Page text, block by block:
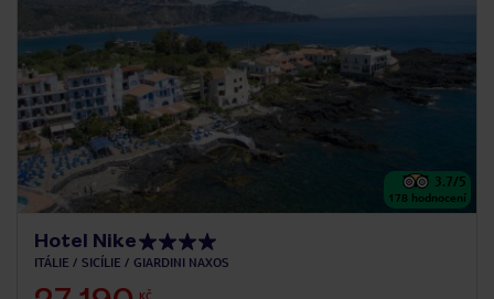
3.7/5
178 hodnocení
Hotel Nike
ITÁLIE SICÍLIE GIARDINI NAXOS
KČ